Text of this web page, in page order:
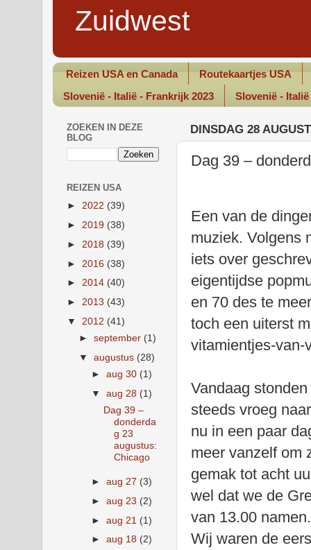
Zuidwest
Reizen USA en Canada
Routekaartjes USA
Slovenië - Italië - Frankrijk 2023
Slovenië -
DINSDAG 28
Dag 39 –
Een van de
muziek. Volgens
iets over
eigentijdse
en 70 des te
toch een uiterst
vitamientjes-van-
Vandaag
steeds vroeg
nu in een paar
meer vanzelf om
gemak tot acht
wel dat we de
van 13.00
Wij waren de
ZOEKEN IN DEZE
BLOG
REIZEN USA
► 2022 (39)
► 2019 (38)
► 2018 (39)
► 2016 (38)
► 2014 (40)
► 2013 (43)
▼ 2012 (41)
►september (1)
▼augustus (28)
► aug 30 (1)
▼ aug 28 (1)
Dag 39 –
donderda
g 23
augustus:
Chicago
► aug 27 (3)
► aug 23 (2)
► aug 21 (1)
► aug 18 (2)